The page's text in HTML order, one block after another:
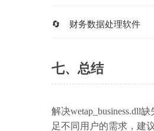
财务数据处理软件
七、总结
解决wetap_business.dll
足不同用户的需求，建